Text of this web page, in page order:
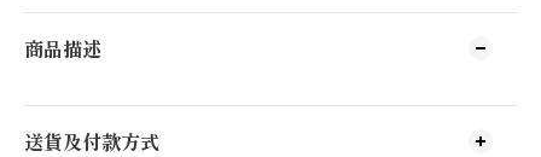
商品描述
送貨及付款方式